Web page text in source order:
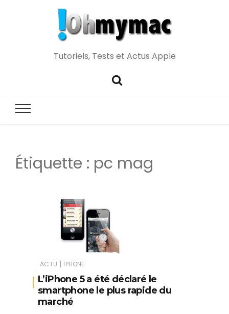
Tutoriels, Tests et Actus Apple
Étiquette : pc mag
ACTU | IPHONE
L’iPhone 5 a été déclaré le
smartphone le plus rapide du
marché